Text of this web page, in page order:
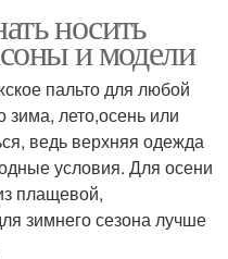
носить
и модели
пальто для любой
зима, лето,осень или
ведь верхняя одежда
условия. Для осени
плащевой,
зимнего сезона лучше